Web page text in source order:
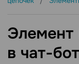
Элемент
в чат-